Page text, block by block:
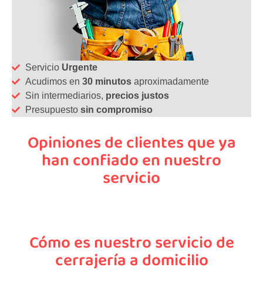
Servicio Urgente
Acudimos en 30 minutosaproximadamente
Sin intermediarios, precios justos
Presupuesto sin compromiso
Opiniones de clientes que ya
han confiado en nuestro
servicio
Cómo es nuestro servicio de
cerrajería a domicilio